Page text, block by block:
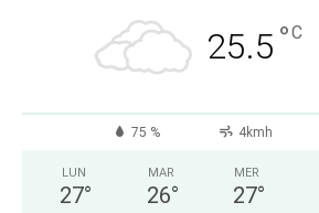
25.5 °C
75 % 4kmh
LUN
27°
MAR
26°
MER
27°